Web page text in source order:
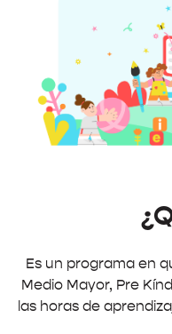
Es un programa en
Medio Mayor, Pre
las horas de